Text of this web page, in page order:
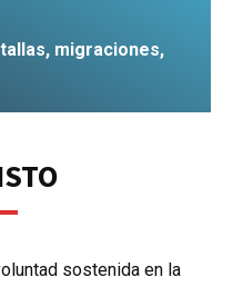
migraciones,
sostenida en la